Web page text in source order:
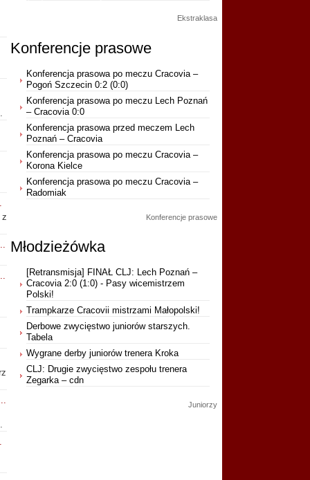
Ekstraklasa
Konferencje prasowe
Konferencja prasowa po meczu Cracovia –
Pogoń Szczecin 0:2 (0:0)
Konferencja prasowa po meczu Lech Poznań
– Cracovia 0:0
Konferencja prasowa przed meczem Lech
Poznań – Cracovia
Konferencja prasowa po meczu Cracovia –
Korona Kielce
Konferencja prasowa po meczu Cracovia –
Radomiak
Konferencje prasowe
Młodzieżówka
[Retransmisja] FINAŁ CLJ: Lech Poznań –
Cracovia 2:0 (1:0) - Pasy wicemistrzem
Polski!
Trampkarze Cracovii mistrzami Małopolski!
Derbowe zwycięstwo juniorów starszych.
Tabela
Wygrane derby juniorów trenera Kroka
CLJ: Drugie zwycięstwo zespołu trenera
Zegarka – cdn
Juniorzy
z